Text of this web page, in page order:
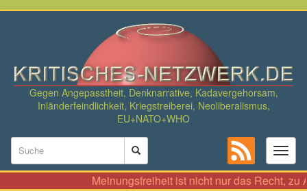
Direkt
Gegen Angepasstheit, Denknarrative, Kadavergehorsam,
Inländerfeindlichkeit, Kriegstreiberei, Neoliberalismus,
EU+NATO+WHO
Suchformular
Suche
Meinungsfreiheit ist nicht nur das Recht, zu